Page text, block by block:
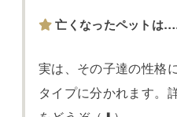
亡くなったペットは
実は、その子達の性格
タイプに分かれます。